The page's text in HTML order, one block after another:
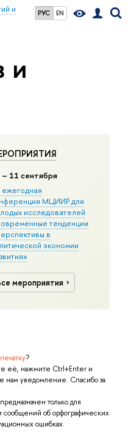
РУС EN
и
и
– 11 сентября
ежегодная
МЦИИР для
исследователей
тенденции
в
экономии
мероприятия
?
её, нажмите Ctrl+Enter и
нам уведомление. Спасибо за
только для
сообщений об орфографических
ошибках.